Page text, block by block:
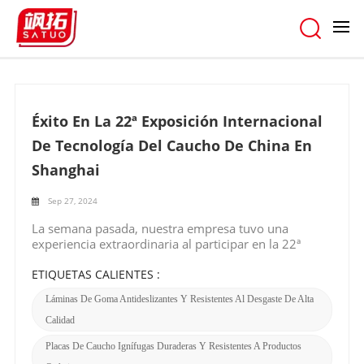
Éxito En La 22ª Exposición Internacional
De Tecnología Del Caucho De China En
Shanghai
Sep 27, 2024
La semana pasada, nuestra empresa tuvo una
experiencia extraordinaria al participar en la 22ª
China en el Nuevo Centro Internacional de
éxito.La exposición fue una plataforma vibrante que
reunió a líderes de la industria, expertos y entusiastas
oportunidad para mostrar nuestra diversa gama de
ETIQUETAS CALIENTES :
Láminas De Goma Antideslizantes Y Resistentes Al Desgaste De Alta
Calidad
Placas De Caucho Ignífugas Duraderas Y Resistentes A Productos